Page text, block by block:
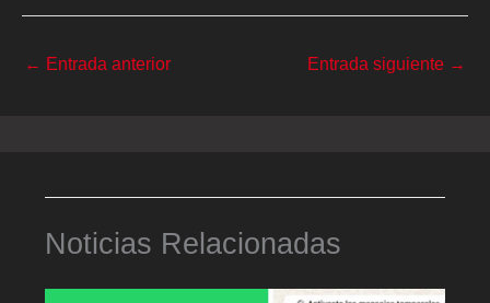
← Entrada anterior Entrada siguiente →
Noticias Relacionadas